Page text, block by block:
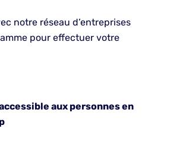
notre réseau d’entreprises
pour effectuer votre
aux personnes en